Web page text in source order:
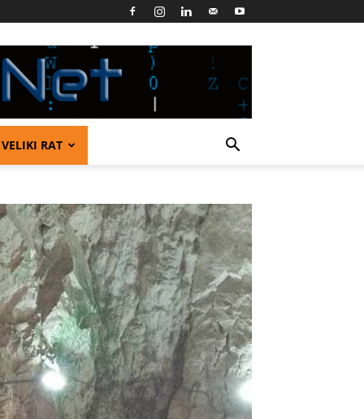
VELIKI RAT